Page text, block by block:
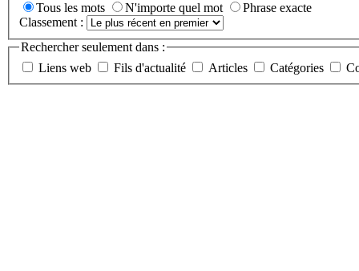
Tous les mots
N'importe quel mot
Phrase exacte
Classement :
Rechercher seulement dans :
Liens web
Fils d'actualité Articles Catégories